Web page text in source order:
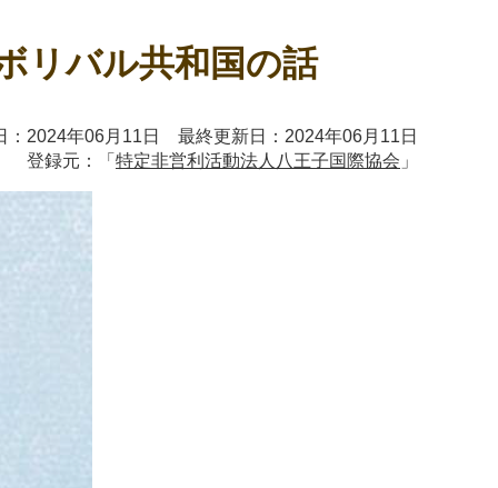
リバル共和国の話
：2024年06月11日 最終更新日：2024年06月11日
登録元：「 特定非営利活動法人八王子国際協会 」